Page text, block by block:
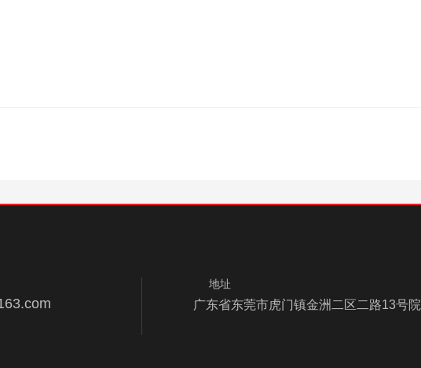
地址
广东省东莞市虎门镇金洲二区二路13号院